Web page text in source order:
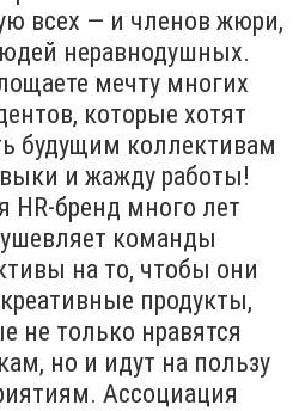
всех — и членов жюри,
неравнодушных.
мечту многих
которые хотят
будущим коллективам
и жажду работы!
HR-бренд много лет
команды
на то, чтобы они
продукты,
не только нравятся
но и идут на пользу
Ассоциация